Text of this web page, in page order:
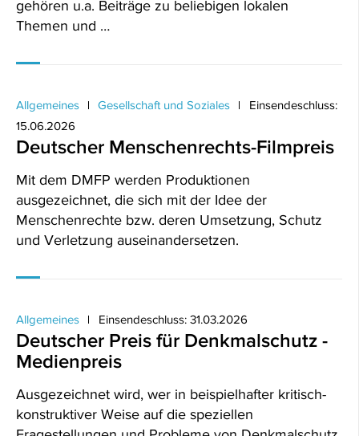
gehören u.a. Beiträge zu beliebigen lokalen
Themen und …
Allgemeines Gesellschaft und Soziales
Einsendeschluss:
15.06.2026
Deutscher Menschenrechts-Filmpreis
Mit dem DMFP werden Produktionen
ausgezeichnet, die sich mit der Idee der
Menschenrechte bzw. deren Umsetzung, Schutz
und Verletzung auseinandersetzen.
Allgemeines Einsendeschluss: 31.03.2026
Deutscher Preis für Denkmalschutz -
Medienpreis
Ausgezeichnet wird, wer in beispielhafter kritisch-
konstruktiver Weise auf die speziellen